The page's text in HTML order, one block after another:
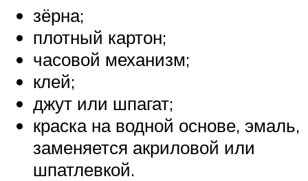
зёрна;
плотный картон;
часовой механизм;
клей;
джут или шпагат;
краска на водной основе, эмаль,
заменяется акриловой или
шпатлевкой.